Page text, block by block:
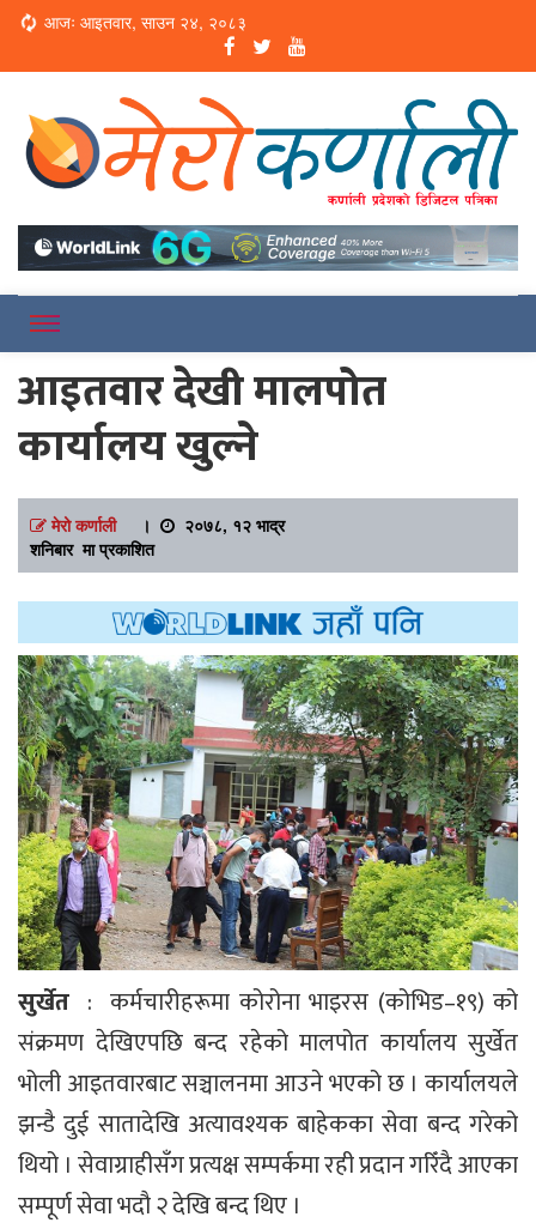
Loading...
आजः आइतवार, साउन २४, २०८३
Merokarnali
आइतवार देखी मालपोत
कार्यालय खुल्ने
मेरो कर्णाली।
२०७८, १२ भाद्र
शनिबार मा प्रकाशित
सुर्खेत : कर्मचारीहरूमा कोरोना भाइरस (कोभिड–१९) को
संक्रमण देखिएपछि बन्द रहेको मालपोत कार्यालय सुर्खेत
भोली आइतवारबाट सञ्चालनमा आउने भएको छ । कार्यालयले
झन्डै दुई सातादेखि अत्यावश्यक बाहेकका सेवा बन्द गरेको
थियो । सेवाग्राहीसँग प्रत्यक्ष सम्पर्कमा रही प्रदान गरिँदै आएका
सम्पूर्ण सेवा भदौ २ देखि बन्द थिए ।